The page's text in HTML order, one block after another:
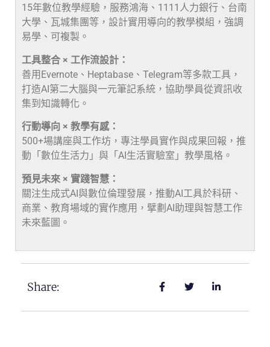
15年數位教學經驗，服務鴻海、1111人力銀行、台南
大學、瓦城集團等，設計實用導向的教學模組，強調
易學、可複製。
工具整合 × 工作流設計：
善用Evernote、Heptabase、Telegram等多款工具，
打造AI第二大腦與一元筆記系統，協助學員從資訊收
集到知識轉化。
行動導向 × 教學有感：
500+場講座與工作坊，專注學員實作與成果回報，推
動「數位生活力」與「AI生活實驗室」教學風格。
預見未來 × 實踐智慧：
關注生成式AI與數位倫理發展，推動AI工具於科研、
商業、教育場域的實作應用，擘劃AI助理與智慧工作
未來藍圖。
Share: